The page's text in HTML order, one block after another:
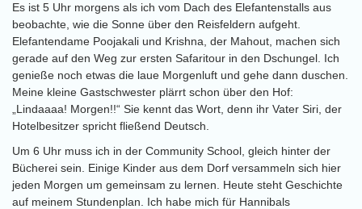
Es ist 5 Uhr morgens als ich vom Dach des Elefantenstalls aus
beobachte, wie die Sonne über den Reisfeldern aufgeht.
Elefantendame Poojakali und Krishna, der Mahout, machen sich
gerade auf den Weg zur ersten Safaritour in den Dschungel. Ich
genieße noch etwas die laue Morgenluft und gehe dann duschen.
Meine kleine Gastschwester plärrt schon über den Hof:
„Lindaaaa! Morgen!!“ Sie kennt das Wort, denn ihr Vater Siri, der
Hotelbesitzer spricht fließend Deutsch.
Um 6 Uhr muss ich in der Community School, gleich hinter der
Bücherei sein. Einige Kinder aus dem Dorf versammeln sich hier
jeden Morgen um gemeinsam zu lernen. Heute steht Geschichte
auf meinem Stundenplan. Ich habe mich für Hannibals